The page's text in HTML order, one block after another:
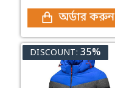
অর্ডার করুন
DISCOUNT: 35%